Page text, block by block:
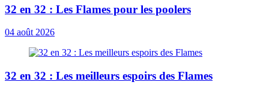
32 en 32 : Les Flames pour les poolers
04 août 2026
32 en 32 : Les meilleurs espoirs des Flames